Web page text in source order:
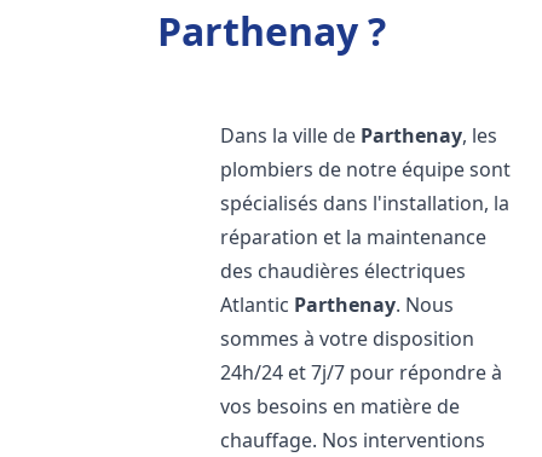
Parthenay ?
Dans la ville de Parthenay, les
plombiers de notre équipe sont
spécialisés dans l'installation, la
réparation et la maintenance
des chaudières électriques
Atlantic Parthenay. Nous
sommes à votre disposition
24h/24 et 7j/7 pour répondre à
vos besoins en matière de
chauffage. Nos interventions